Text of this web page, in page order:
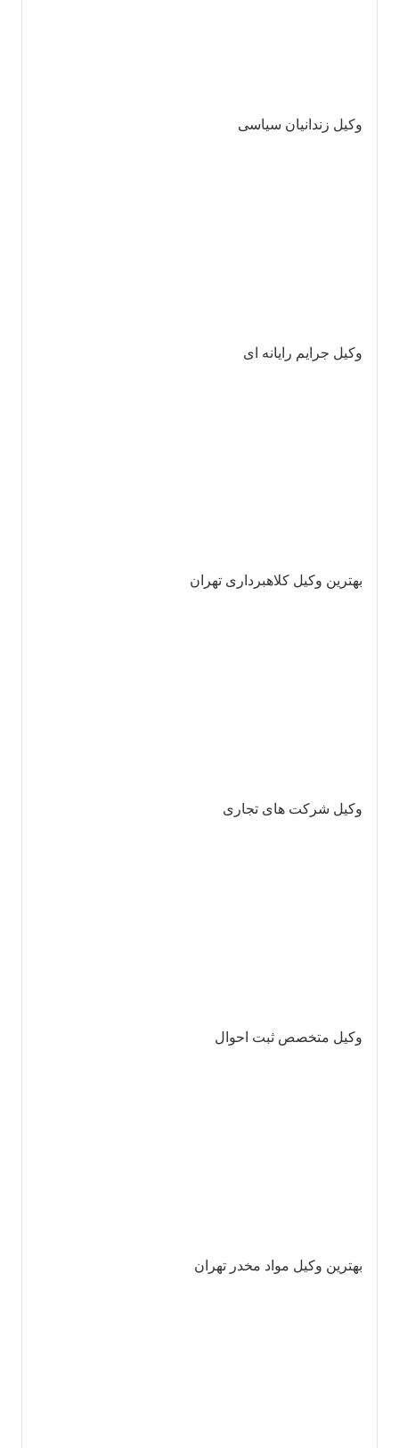
وکیل زندانیان سیاسی
وکیل جرایم رایانه ای
بهترین وکیل کلاهبرداری تهران
وکیل شرکت های تجاری
وکیل متخصص ثبت احوال
بهترین وکیل مواد مخدر تهران